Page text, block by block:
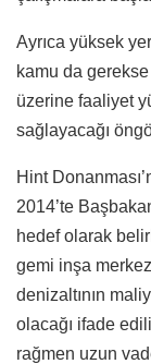
Ayrıca yüksek
kamu da
üzerine faaliyet
sağlayacağı
Hint
2014’te
hedef olarak
gemi inşa
denizaltının
olacağı ifade
rağmen uzun